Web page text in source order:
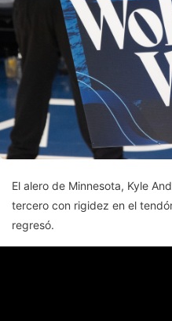
El alero de Minnesota, Kyle
tercero con rigidez en el
regresó.